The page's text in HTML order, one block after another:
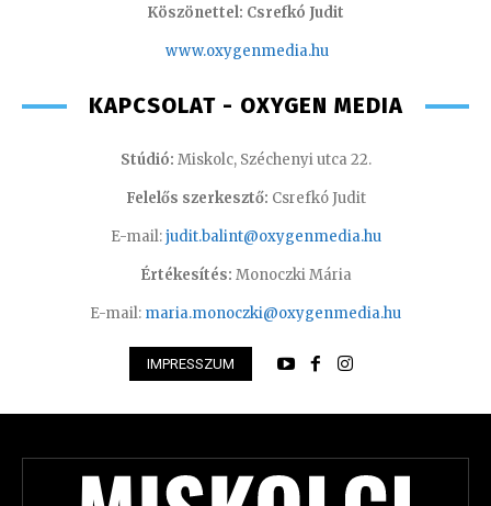
Köszönettel: Csrefkó Judit
www.oxygenmedia.hu
KAPCSOLAT - OXYGEN MEDIA
Stúdió: Miskolc, Széchenyi utca 22.
Felelős szerkesztő: Csrefkó Judit
E-mail:judit.balint@oxygenmedia.hu
Értékesítés: Monoczki Mária
E-mail: maria.monoczki@oxygenmedia.hu
IMPRESSZUM